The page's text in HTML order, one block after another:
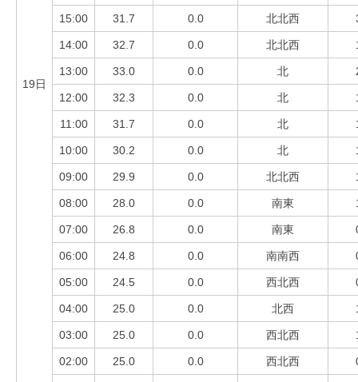
19日
15:00 31.7 0.0 北北西
14:00 32.7 0.0 北北西
13:00 33.0 0.0 北
12:00 32.3 0.0 北
11:00 31.7 0.0 北
10:00 30.2 0.0 北
09:00 29.9 0.0 北北西
08:00 28.0 0.0 南東
07:00 26.8 0.0 南東
06:00 24.8 0.0 南南西
05:00 24.5 0.0 西北西
04:00 25.0 0.0 北西
03:00 25.0 0.0 西北西
02:00 25.0 0.0 西北西